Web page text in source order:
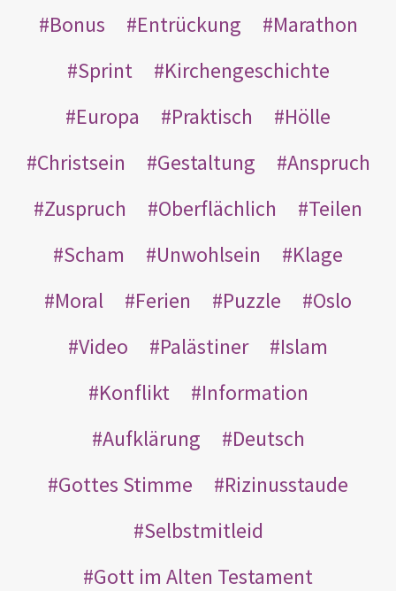
Bonus
Entrückung
Marathon
Sprint
Kirchengeschichte
Europa
Praktisch
Hölle
Christsein
Gestaltung
Anspruch
Zuspruch
Oberflächlich
Teilen
Scham
Unwohlsein
Klage
Moral
Ferien Puzzle
Oslo
Video
Palästiner
Islam
Konflikt
Information
Aufklärung
Deutsch
Gottes Stimme
Rizinusstaude
Selbstmitleid
Gott im Alten Testament